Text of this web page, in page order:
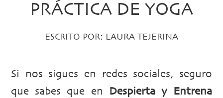
PRÁCTICA DE YOGA
ESCRITO POR: LAURA TEJERINA
Si nos sigues en redes sociales, seguro
que sabes que en
Despierta y Entrena